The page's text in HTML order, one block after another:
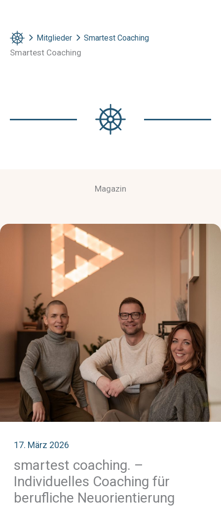
Mitglieder Smartest Coaching
Smartest Coaching
Magazin
17. März 2026
smartest coaching. –
Individuelles Coaching für
berufliche Neuorientierung